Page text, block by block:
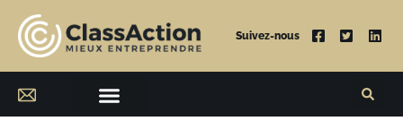
Suivez-nous